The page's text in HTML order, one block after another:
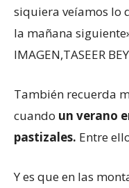
siquiera veíamos lo
la mañana
IMAGEN,TASEER
También recuerda
cuando un verano
pastizales. Entre
Y es que en las